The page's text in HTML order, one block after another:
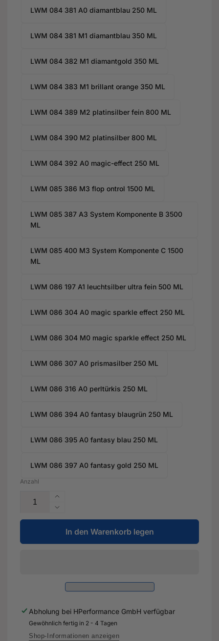
LWM 084 381 A0 diamantblau 250 ML
LWM 084 381 M1 diamantblau 350 ML
LWM 084 382 M1 diamantgold 350 ML
LWM 084 383 M1 brillant orange 350 ML
LWM 084 389 M2 platinsilber fein 800 ML
LWM 084 390 M2 platinsilber 800 ML
LWM 084 392 A0 magic-effect 250 ML
LWM 085 386 M3 flop ontrol 1500 ML
LWM 085 387 A3 System Komponente B 3500
ML
LWM 085 400 M3 System Komponente C 1500
ML
LWM 086 197 A1 leuchtsilber ultra fein 500 ML
LWM 086 304 A0 magic sparkle effect 250 ML
LWM 086 304 M0 magic sparkle effect 250 ML
LWM 086 307 A0 prismasilber 250 ML
LWM 086 316 A0 perltürkis 250 ML
LWM 086 394 A0 fantasy blaugrün 250 ML
LWM 086 395 A0 fantasy blau 250 ML
LWM 086 397 A0 fantasy gold 250 ML
Anzahl
Erhöhe
die
Menge
für
AquaPremium/Wasser/Mischlack
Original
Ersatzteil
Audi
RS3
8Y
Verringere
die
Menge
für
Original
für
Audi
RS3
In den Warenkorb legen
Abholung bei HPerformance GmbH verfügbar
Gewöhnlich fertig in 2 - 4 Tagen
Shop-Informationen anzeigen